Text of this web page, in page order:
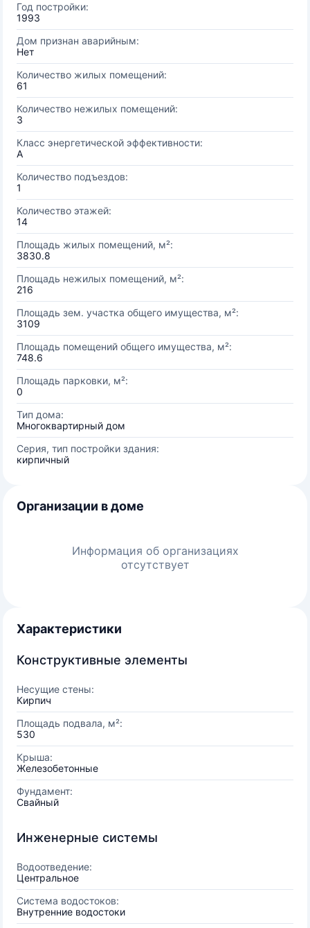
Год постройки:
1993
Дом признан аварийным:
Нет
Количество жилых помещений:
61
Количество нежилых помещений:
3
Класс энергетической эффективности:
A
Количество подъездов:
1
Количество этажей:
14
Площадь жилых помещений, м²:
3830.8
Площадь нежилых помещений, м²:
216
Площадь зем. участка общего имущества, м²:
3109
Площадь помещений общего имущества, м²:
748.6
Площадь парковки, м²:
0
Тип дома:
Многоквартирный дом
Серия, тип постройки здания:
кирпичный
Организации в доме
Информация об организациях
отсутствует
Характеристики
Конструктивные элементы
Несущие стены:
Кирпич
Площадь подвала, м²:
530
Крыша:
Железобетонные
Фундамент:
Свайный
Инженерные системы
Водоотведение:
Центральное
Система водостоков:
Внутренние водостоки